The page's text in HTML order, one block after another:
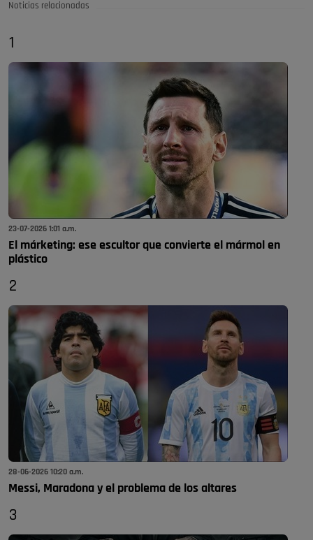
Noticias relacionadas
1
23-07-2026 1:01 a.m.
El márketing: ese escultor que convierte el mármol en
plástico
2
28-06-2026 10:20 a.m.
Messi, Maradona y el problema de los altares
3